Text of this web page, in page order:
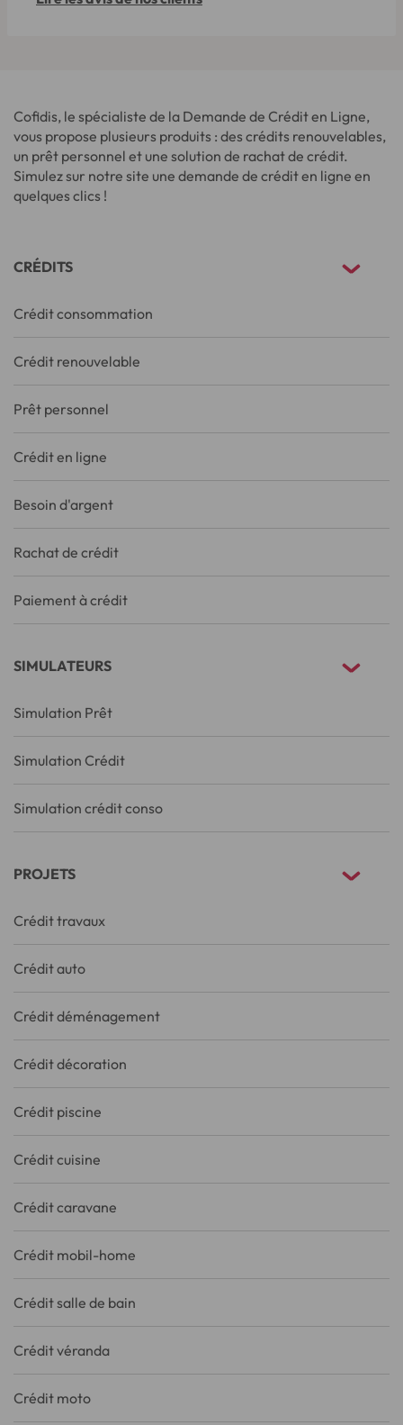
Cofidis, le spécialiste de la Demande de Crédit en Ligne,
vous propose plusieurs produits : des crédits renouvelables,
un prêt personnel et une solution de rachat de crédit.
Simulez sur notre site une demande de crédit en ligne en
quelques clics !
CRÉDITS
Crédit consommation
Crédit renouvelable
Prêt personnel
Crédit en ligne
Besoin d'argent
Rachat de crédit
Paiement à crédit
SIMULATEURS
Simulation Prêt
Simulation Crédit
Simulation crédit conso
PROJETS
Crédit travaux
Crédit auto
Crédit déménagement
Crédit décoration
Crédit piscine
Crédit cuisine
Crédit caravane
Crédit mobil-home
Crédit salle de bain
Crédit véranda
Crédit moto